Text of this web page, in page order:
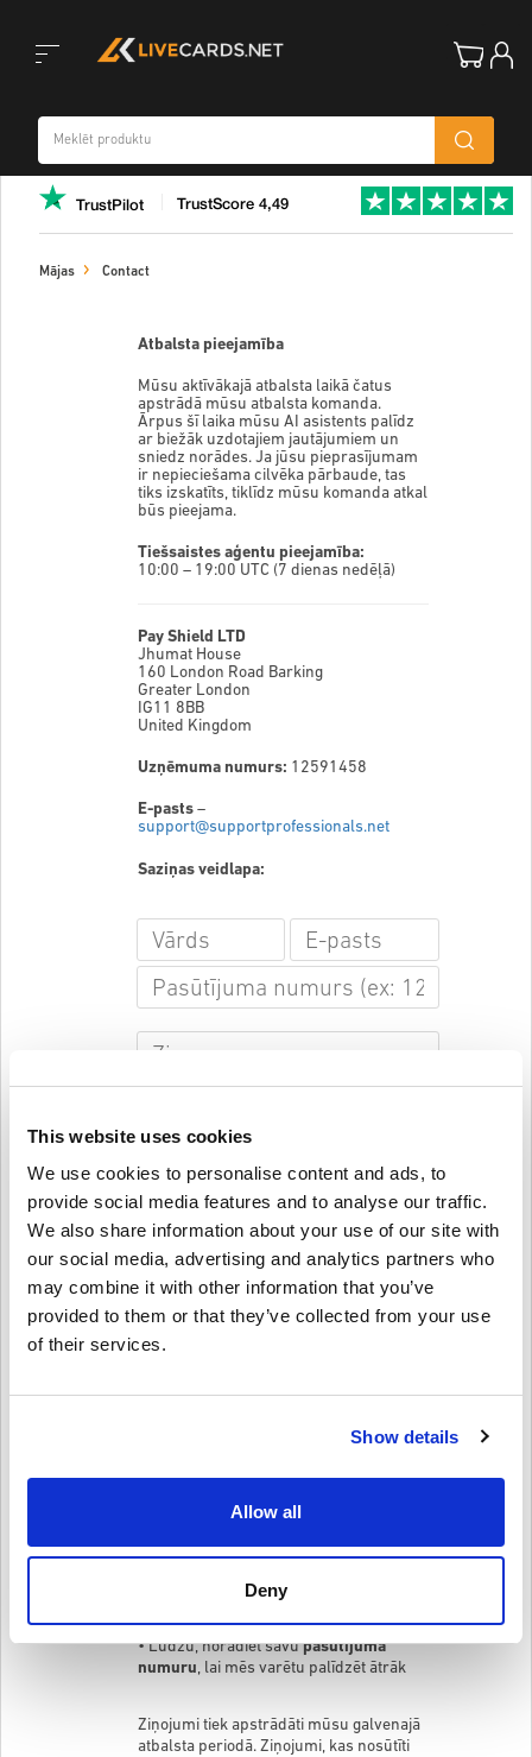
This website uses cookies
We use cookies to personalise content and ads, to
provide social media features and to analyse our traffic.
We also share information about your use of our site with
our social media, advertising and analytics partners who
may combine it with other information that you’ve
provided to them or that they’ve collected from your use
of their services.
Show details
Allow all
Deny
TrustPilot TrustScore 4,49
Mājas Contact
Atbalsta pieejamība
Mūsu aktīvākajā atbalsta laikā čatus
apstrādā mūsu atbalsta komanda.
Ārpus šī laika mūsu AI asistents palīdz
ar biežāk uzdotajiem jautājumiem un
sniedz norādes. Ja jūsu pieprasījumam
ir nepieciešama cilvēka pārbaude, tas
tiks izskatīts, tiklīdz mūsu komanda atkal
būs pieejama.
Tiešsaistes aģentu pieejamība:
10:00 – 19:00 UTC (7 dienas nedēļā)
Pay Shield LTD
Jhumat House
160 London Road Barking
Greater London
IG11 8BB
United Kingdom
Uzņēmuma numurs: 12591458
E-pasts –
support@supportprofessionals.net
Saziņas veidlapa:
Kā tev iet?
Izvēlieties vienu emocijzīmi:
Sūtīt
Kā saņemt palīdzību ātrāk
tiešsaistes čatu
gadījumā
e-pastu vai saziņas
nesteidzīgiem jautājumiem vai
turpmākai saziņai
•Lūdzu, norādiet savupasūtījuma
numuru, lai mēs varētu palīdzēt ātrāk
Ziņojumi tiek apstrādāti mūsu galvenajā
atbalsta periodā. Ziņojumi, kas nosūtīti